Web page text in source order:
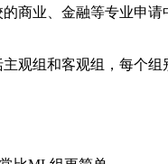
商业、金融等专业申
观组和客观组，每个组